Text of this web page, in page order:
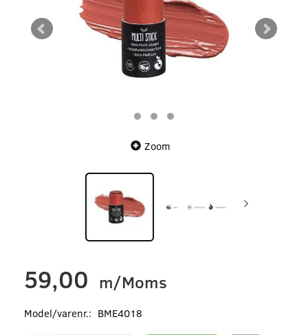
Zoom
59,00 m/Moms
Model/varenr.: BME4018